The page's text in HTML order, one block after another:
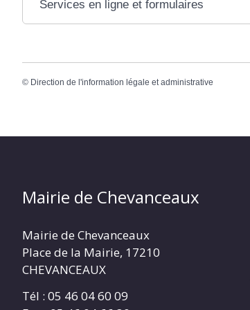
Services en ligne et formulaires
© Direction de l'information légale et administrative
Mairie de Chevanceaux
Mairie de Chevanceaux
Place de la Mairie, 17210
CHEVANCEAUX
Tél : 05 46 04 60 09